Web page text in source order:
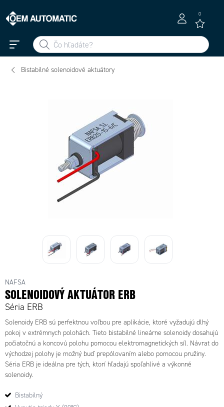
0
Bistabilné solenoidové aktuátory
NAFSA
SOLENOIDOVÝ AKTUÁTOR ERB
Séria ERB
Solenoidy ERB sú perfektnou voľbou pre aplikácie, ktoré vyžadujú dlhý
pokoj v extrémnych polohách. Tieto bistabilné lineárne solenoidy dosahujú
počiatočnú a koncovú polohu pomocou elektromagnetických síl. Návrat do
východzej polohy je možný buď prepólovaním alebo pomocou pružiny.
Séria ERB je ideálna pre tých, ktorí hľadajú spoľahlivé a výkonné
solenoidy.
Bistabilný